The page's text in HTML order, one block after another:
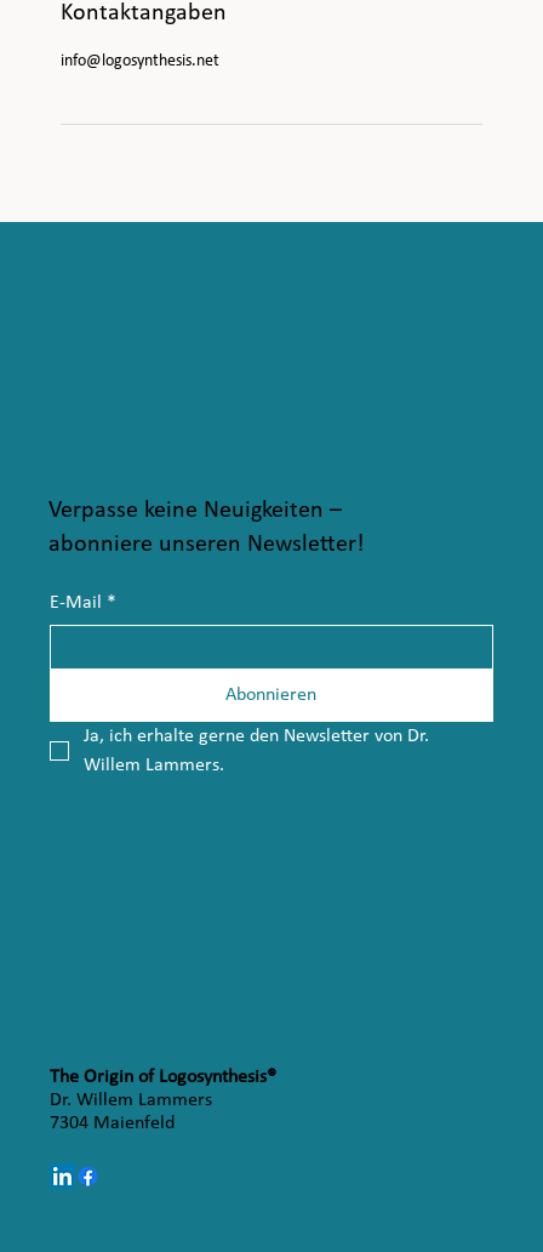
Kontaktangaben
info@logosynthesis.net
Verpasse keine Neuigkeiten –
abonniere unseren Newsletter!
The Origin of Logosynthesis®
Dr. Willem Lammers
7304 Maienfeld
E-Mail *
Abonnieren
Ja, ich erhalte gerne den Newsletter von Dr.
Willem Lammers.